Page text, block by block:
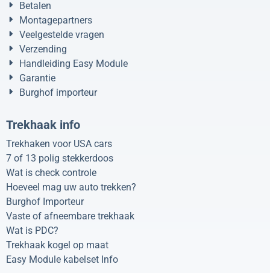
Betalen
Montagepartners
Veelgestelde vragen
Verzending
Handleiding Easy Module
Garantie
Burghof importeur
Trekhaak info
Trekhaken voor USA cars
7 of 13 polig stekkerdoos
Wat is check controle
Hoeveel mag uw auto trekken?
Burghof Importeur
Vaste of afneembare trekhaak
Wat is PDC?
Trekhaak kogel op maat
Easy Module kabelset Info